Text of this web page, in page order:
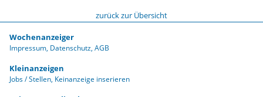
zurück zur Übersicht
Wochenanzeiger
Impressum Datenschutz AGB
Kleinanzeigen
Jobs / Stellen Keinanzeige inserieren